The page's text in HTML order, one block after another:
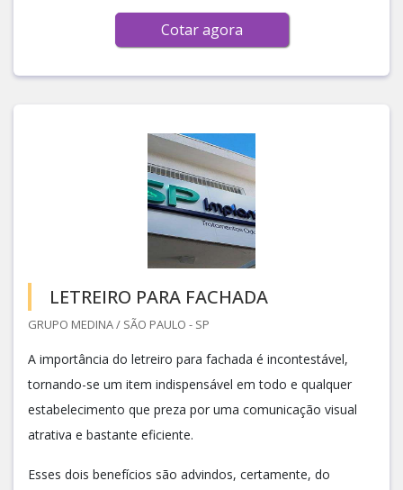
Cotar agora
LETREIRO PARA FACHADA
GRUPO MEDINA / SÃO PAULO - SP
A importância do letreiro para fachada é incontestável,
tornando-se um item indispensável em todo e qualquer
estabelecimento que preza por uma comunicação visual
atrativa e bastante eficiente.
Esses dois benefícios são advindos, certamente, do